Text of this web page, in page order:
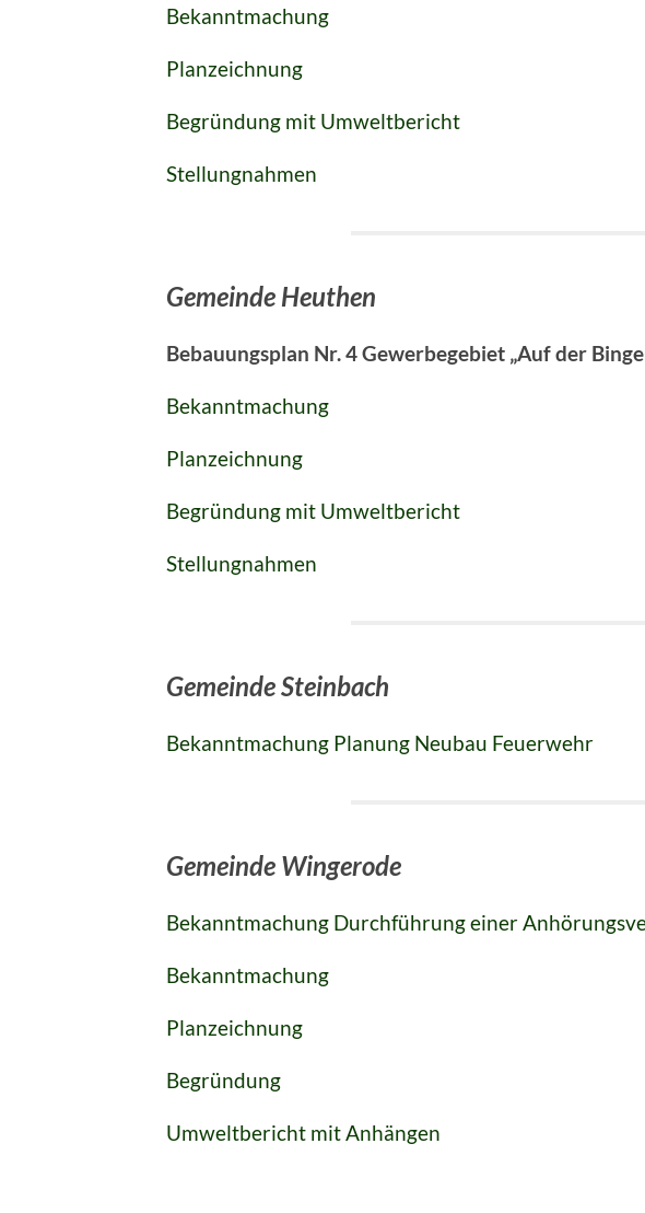
Bekanntmachung
Planzeichnung
Begründung mit Umweltbericht
Stellungnahmen
Gemeinde Heuthen
Bebauungsplan Nr. 4 Gewerbegebiet „Auf der
Bekanntmachung
Planzeichnung
Begründung mit Umweltbericht
Stellungnahmen
Gemeinde Steinbach
Bekanntmachung Planung Neubau Feuerwehr
Gemeinde Wingerode
Bekanntmachung Durchführung einer
Bekanntmachung
Planzeichnung
Begründung
Umweltbericht mit Anhängen